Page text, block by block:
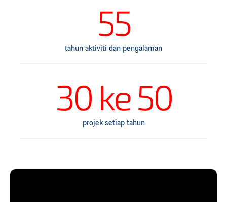
55
tahun aktiviti dan pengalaman
30 ke 50
projek setiap tahun